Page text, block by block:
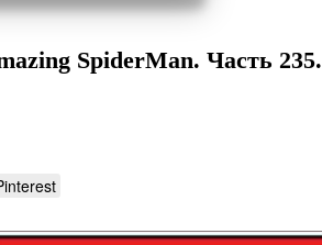
SpiderMan. Часть 235.